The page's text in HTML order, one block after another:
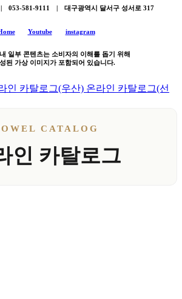
053-581-9111 | 대구광역시 달서구 성서로 317
Youtube instagram
일부 콘텐츠는 소비자의 이해를 돕기 위해
된 가상 이미지가 포함되어 있습니다.
인 카탈로그(우산) 온라인 카탈로그(선
CATALOG
인 카탈로그